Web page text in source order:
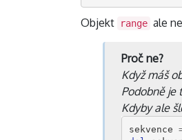
Objekt range ale
Proč ne?
Když máš
Podobně je
Kdyby ale
sekvence